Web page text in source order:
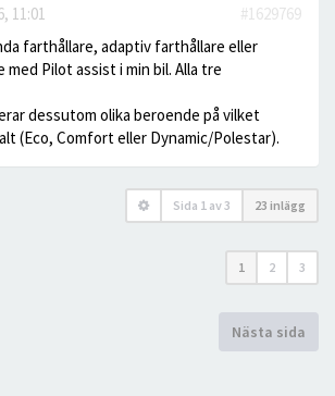
11:01
#1629769
farthållare, adaptiv farthållare eller
Pilot assist i min bil. Alla tre
dessutom olika beroende på vilket
(Eco, Comfort eller Dynamic/Polestar).
Sida 1 av3 23 inlägg
1 2 3
Nästa sida